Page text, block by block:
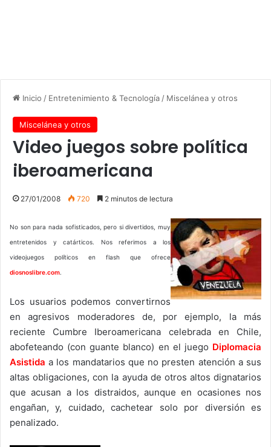
Inicio / Entretenimiento & Tecnología / Miscelánea y otros
Miscelánea y otros
Video juegos sobre política
iberoamericana
27/01/2008 720 2 minutos de lectura
No son para nada sofisticados, pero si divertidos, muy
entretenidos y catárticos. Nos referimos a los
videojuegos políticos en flash que ofrece
diosnoslibre.com
Los usuarios podemos convertirnos
en agresivos moderadores de, por ejemplo, la más
reciente Cumbre Iberoamericana celebrada en Chile,
abofeteando (con guante blanco) en el juego Diplomacia
Asistida a los mandatarios que no presten atención a sus
altas obligaciones, con la ayuda de otros altos dignatarios
que acusan a los distraidos, aunque en ocasiones nos
engañan, y, cuidado, cachetear solo por diversión es
penalizado.